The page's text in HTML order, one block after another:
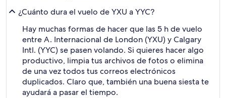
¿Cuánto dura el vuelo de YXU a YYC?
Hay muchas formas de hacer que las 5 h de vuelo
entre A. Internacional de London (YXU) y Calgary
Intl. (YYC) se pasen volando. Si quieres hacer algo
productivo, limpia tus archivos de fotos o elimina
de una vez todos tus correos electrónicos
duplicados. Claro que, también una buena siesta te
ayudará a pasar el tiempo.